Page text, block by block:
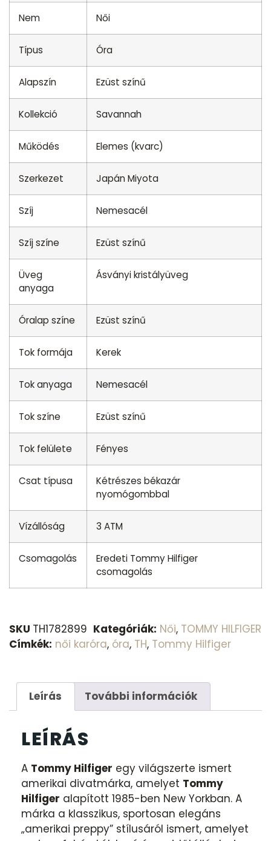
Nem Női
Típus Óra
Alapszín Ezüst színű
Kollekció Savannah
Működés Elemes (kvarc)
Szerkezet Japán Miyota
Szíj Nemesacél
Szíj színe Ezüst színű
Üveg
anyaga
Ásványi kristályüveg
Óralap színe Ezüst színű
Tok formája Kerek
Tok anyaga Nemesacél
Tok színe Ezüst színű
Tok felülete Fényes
Csat típusa
Kétrészes békazár
nyomógombbal
Vízállóság 3 ATM
Csomagolás
Eredeti Tommy Hilfiger
csomagolás
SKU TH1782899 Kategóriák: Női, TOMMY HILFIGER
Címkék: női karóra, óra, TH, Tommy Hilfiger
Leírás További információk
LEÍRÁS
A Tommy Hilfiger egy világszerte ismert
amerikai divatmárka, amelyet Tommy
Hilfiger alapított 1985-ben New Yorkban. A
márka a klasszikus, sportosan elegáns
„amerikai preppy” stílusáról ismert, amelyet